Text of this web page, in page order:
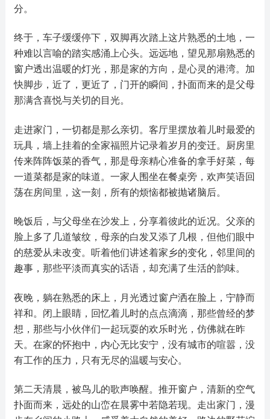
分。
终于，车子缓缓停下，双脚再次踏上这片熟悉的土地，一
种难以言喻的踏实感涌上心头。远远地，望见那扇熟悉的
窗户透出温暖的灯光，那是家的方向，是心灵的港湾。加
快脚步，近了，更近了，门开的瞬间，扑面而来的是父母
那满含喜悦与关切的目光。
走进家门，一切都是那么亲切。客厅里摆放着儿时最爱的
玩具，墙上挂着的全家福照片记录着岁月的变迁。厨房里
传来阵阵饭菜的香气，那是母亲精心准备的拿手好菜，每
一道菜都是家的味道。一家人围坐在餐桌旁，欢声笑语回
荡在房间里，这一刻，所有的烦恼都被抛诸脑后。
晚饭后，与父母坐在沙发上，分享着彼此的近况。父亲的
脸上多了几道皱纹，母亲的白发又添了几根，但他们眼中
的慈爱从未改变。听着他们讲述着家乡的变化，邻里间的
趣事，那些平淡而真实的话语，却充满了生活的韵味。
夜晚，躺在熟悉的床上，月光透过窗户洒在脸上，宁静而
祥和。闭上眼睛，回忆着儿时的点点滴滴，那些曾经的梦
想，那些与小伙伴们一起玩耍的欢乐时光，仿佛就在昨
天。在家的怀抱中，内心无比安宁，没有城市的喧嚣，没
有工作的压力，只有无尽的温暖与安心。
第二天清晨，被鸟儿的歌声唤醒。推开窗户，清新的空气
扑面而来，远处的山峦在晨雾中若隐若现。走出家门，漫